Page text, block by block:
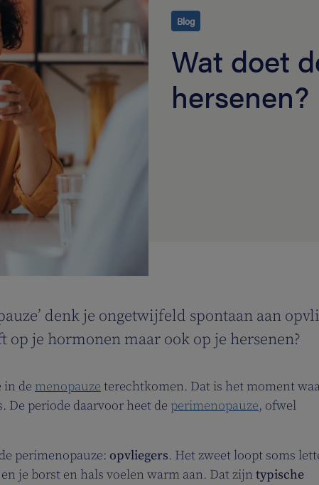
Blog
Wat doet
hersenen?
denk je ongetwijfeld spontaan aan
op je hormonen maar ook op je hersenen?
in de menopauze terechtkomen. Dat is het moment
De periode daarvoor heet de perimenopauze, ofwel
perimenopauze: opvliegers. Het zweet loopt soms
je borst en hals voelen warm aan. Dat zijn typische